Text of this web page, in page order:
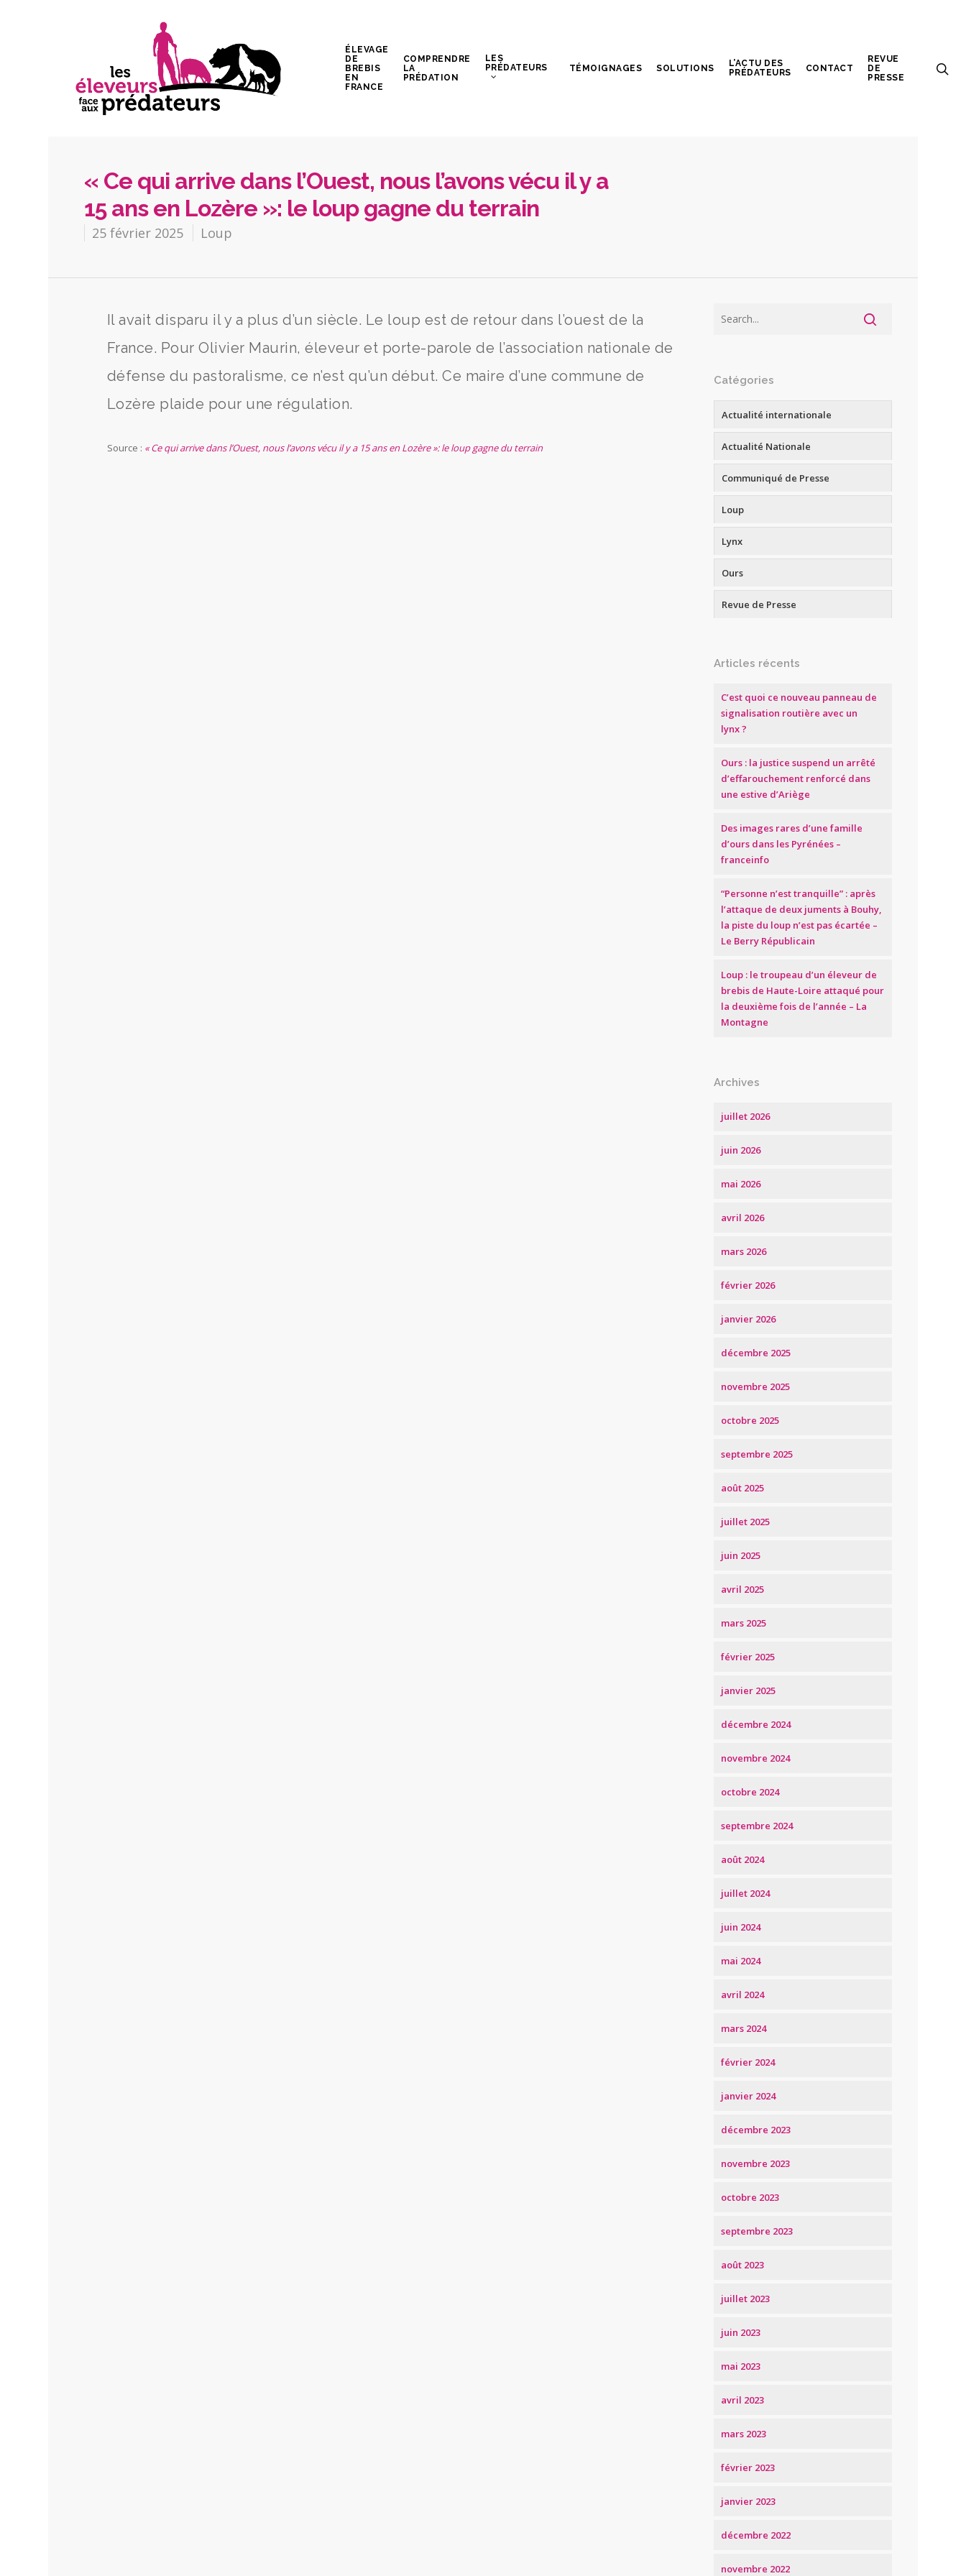
ÉLEVAGE
DE
BREBIS
EN
FRANCE
COMPRENDRE
LA
PRÉDATION
LES
PRÉDATEURS
TÉMOIGNAGES SOLUTIONS
L’ACTU DES
PRÉDATEURS
CONTACT
REVUE
DE
PRESSE
« Ce qui arrive dans l’Ouest, nous l’avons vécu il y a
15 ans en Lozère »: le loup gagne du terrain
25 février 2025 Loup
Il avait disparu il y a plus d’un siècle. Le loup est de retour dans l’ouest de la
France. Pour Olivier Maurin, éleveur et porte-parole de l’association nationale de
défense du pastoralisme, ce n’est qu’un début. Ce maire d’une commune de
Lozère plaide pour une régulation.
Source : « Ce qui arrive dans l’Ouest, nous l’avons vécu il y a 15 ans en Lozère »: le loup gagne du terrain
Catégories
Actualité internationale
Actualité Nationale
Communiqué de Presse
Loup
Lynx
Ours
Revue de Presse
Articles récents
C’est quoi ce nouveau panneau de
signalisation routière avec un
lynx ?
Ours : la justice suspend un arrêté
d’effarouchement renforcé dans
une estive d’Ariège
Des images rares d’une famille
d’ours dans les Pyrénées –
franceinfo
“Personne n’est tranquille” : après
l’attaque de deux juments à Bouhy,
la piste du loup n’est pas écartée –
Le Berry Républicain
Loup : le troupeau d’un éleveur de
brebis de Haute-Loire attaqué pour
la deuxième fois de l’année – La
Montagne
Archives
juillet 2026
juin 2026
mai 2026
avril 2026
mars 2026
février 2026
janvier 2026
décembre 2025
novembre 2025
octobre 2025
septembre 2025
août 2025
juillet 2025
juin 2025
avril 2025
mars 2025
février 2025
janvier 2025
décembre 2024
novembre 2024
octobre 2024
septembre 2024
août 2024
juillet 2024
juin 2024
mai 2024
avril 2024
mars 2024
février 2024
janvier 2024
décembre 2023
novembre 2023
octobre 2023
septembre 2023
août 2023
juillet 2023
juin 2023
mai 2023
avril 2023
mars 2023
février 2023
janvier 2023
décembre 2022
novembre 2022